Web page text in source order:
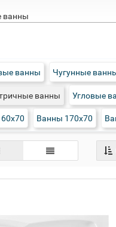
ванны
ванны Чугунные
ванны Угловые
Ванны 170х70